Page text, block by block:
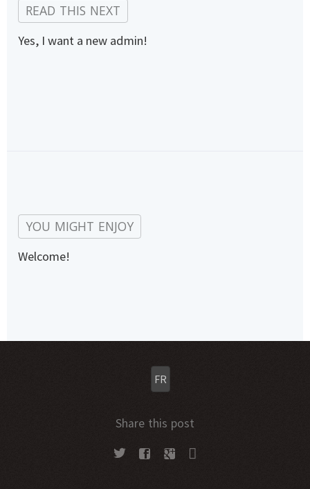
Yes, I want a new admin!
Welcome!
FR
Share this post